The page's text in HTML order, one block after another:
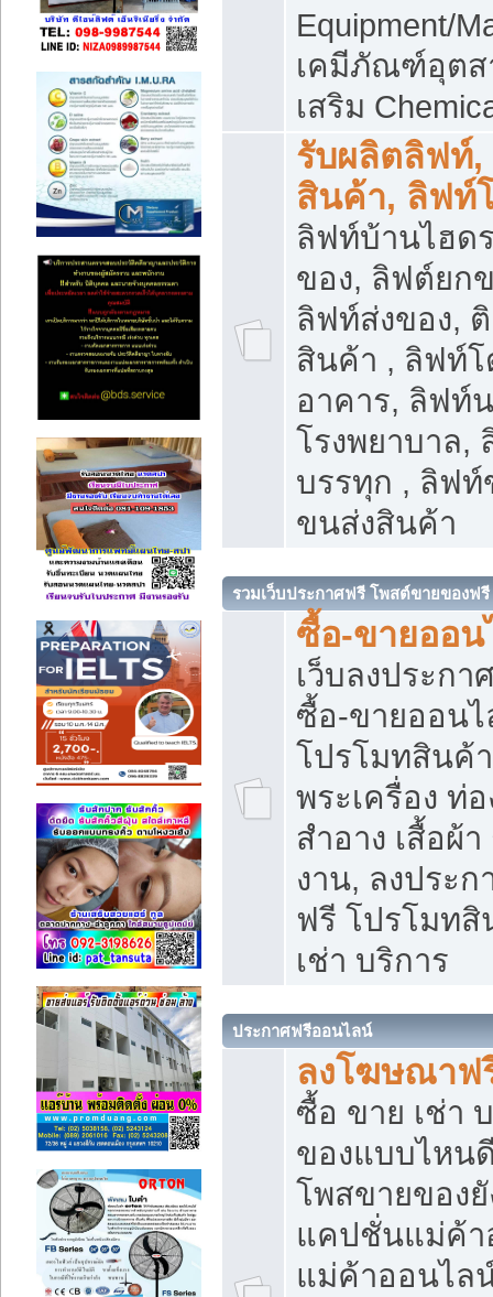
Equipment/
เคมีภัณฑ์อุตส
เสริม
รับผลิตลิฟท์
สินค้า, ลิฟท์
ลิฟท์บ้านไฮด
ของ, ลิฟต์ยก
ลิฟท์ส่งของ,
สินค้า , ลิฟท์
อาคาร, ลิฟท์
โรงพยาบาล,
บรรทุก , ลิฟ
ขนส่งสินค้า
รวมเว็บประกาศฟรี โพสต์ขายของฟรี
ซื้อ-ขายออน
เว็บลงประก
ซื้อ-ขายออน
โปรโมทสินค้
พระเครื่อง ท่อ
สำอาง เสื้อผ้
งาน, ลงประ
ฟรี โปรโมท
เช่า บริการ
ประกาศฟรีออนไลน์
ลงโฆษณาฟ
ซื้อ ขาย เช่า
ของแบบไหน
โพสขายของยั
แคปชั่นแม่ค้
แม่ค้าออนไล